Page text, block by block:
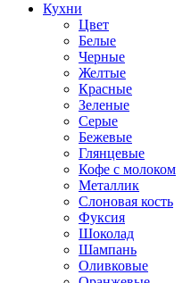
Кухни
Цвет
Белые
Черные
Желтые
Красные
Зеленые
Серые
Бежевые
Глянцевые
Кофе с молоком
Металлик
Слоновая кость
Фуксия
Шоколад
Шампань
Оливковые